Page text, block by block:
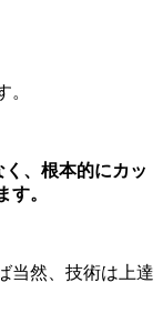
。
、根本的にカッ
す。
当然、技術は上達